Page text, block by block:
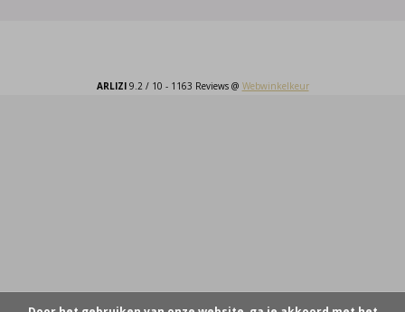
ARLIZI9.2/ 10 - 1163 Reviews @ Webwinkelkeur